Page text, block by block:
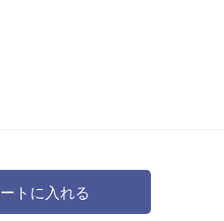
トに入れる